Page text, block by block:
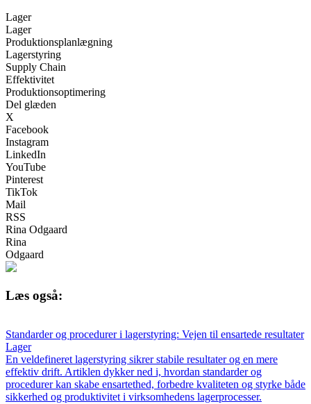
Lager
Lager
Produktionsplanlægning
Lagerstyring
Supply Chain
Effektivitet
Produktionsoptimering
Del glæden
X
Facebook
Instagram
LinkedIn
YouTube
Pinterest
TikTok
Mail
RSS
Rina Odgaard
Rina
Odgaard
Læs også:
Standarder og procedurer i lagerstyring: Vejen til ensartede resultater
Lager
En veldefineret lagerstyring sikrer stabile resultater og en mere
effektiv drift. Artiklen dykker ned i, hvordan standarder og
procedurer kan skabe ensartethed, forbedre kvaliteten og styrke både
sikkerhed og produktivitet i virksomhedens lagerprocesser.